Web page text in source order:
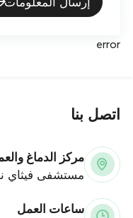
error
اتصل بنا
مركز الدماغ
مستشفى فيثاي
ساعات العمل